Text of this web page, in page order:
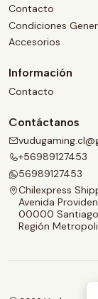
Contacto
Condiciones
Accesorios
Información
Contacto
Contáctanos
+56989127453
56989127453
Chilexpress
Avenida
00000
Región